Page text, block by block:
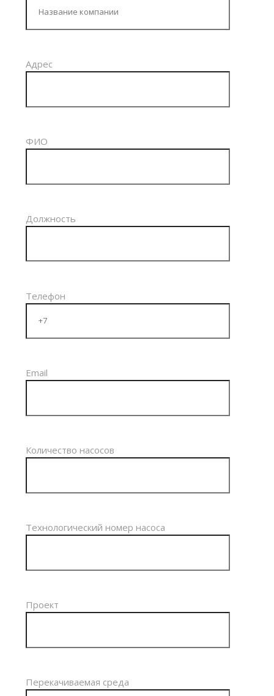
Адрес
ФИО
Должность
Телефон
Email
Количество насосов
Технологический номер насоса
Проект
Перекачиваемая среда